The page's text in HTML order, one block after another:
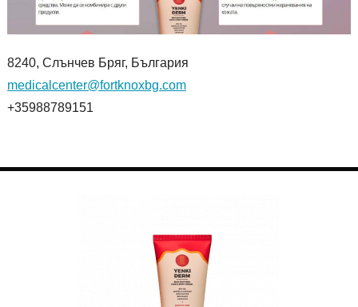
8240, Слънчев Бряг, България
medicalcenter@fortknoxbg.com
+35988789151